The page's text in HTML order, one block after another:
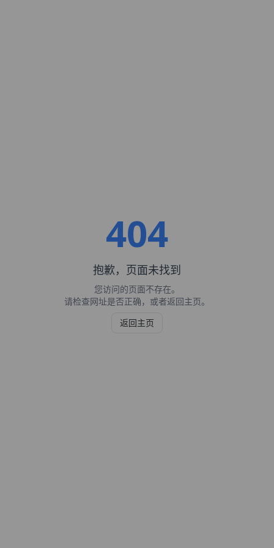
404
抱歉，页面未找到
您访问的页面不存在。
请检查网址是否正确，或者返回主页。
返回主页